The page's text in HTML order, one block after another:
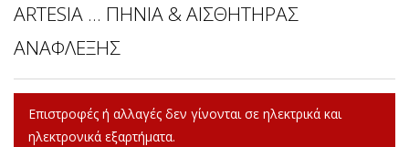
ARTESIA ... ΠΗΝΙΑ & ΑΙΣΘΗΤΗΡΑΣ
ΑΝΑΦΛΕΞΗΣ
Επιστροφές ή αλλαγές δεν γίνονται σε ηλεκτρικά και
ηλεκτρονικά εξαρτήματα.